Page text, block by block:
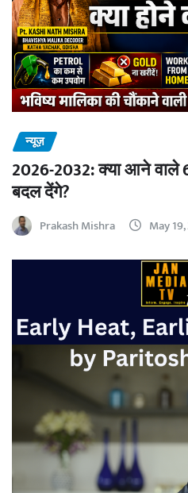
न्यूज़
2026-2032: क्या आने वाले
बदल देंगे?
Prakash Mishra May